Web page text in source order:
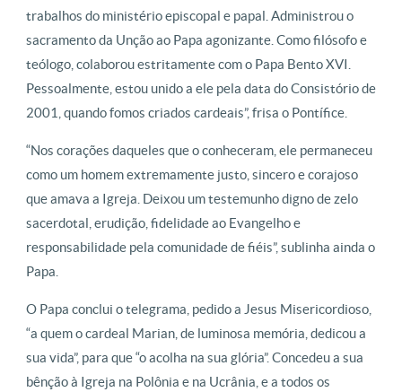
trabalhos do ministério episcopal e papal. Administrou o
sacramento da Unção ao Papa agonizante. Como filósofo e
teólogo, colaborou estritamente com o Papa Bento XVI.
Pessoalmente, estou unido a ele pela data do Consistório de
2001, quando fomos criados cardeais”, frisa o Pontífice.
“Nos corações daqueles que o conheceram, ele permaneceu
como um homem extremamente justo, sincero e corajoso
que amava a Igreja. Deixou um testemunho digno de zelo
sacerdotal, erudição, fidelidade ao Evangelho e
responsabilidade pela comunidade de fiéis”, sublinha ainda o
Papa.
O Papa conclui o telegrama, pedido a Jesus Misericordioso,
“a quem o cardeal Marian, de luminosa memória, dedicou a
sua vida”, para que “o acolha na sua glória”. Concedeu a sua
bênção à Igreja na Polônia e na Ucrânia, e a todos os